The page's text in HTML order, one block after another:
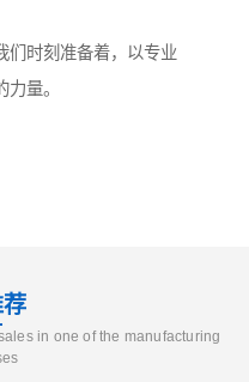
们时刻准备着，以专业
量。
in one of the manufacturing